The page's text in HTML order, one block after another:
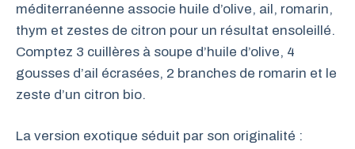
méditerranéenne associe huile d’olive, ail, romarin,
thym et zestes de citron pour un résultat ensoleillé.
Comptez 3 cuillères à soupe d’huile d’olive, 4
gousses d’ail écrasées, 2 branches de romarin et le
zeste d’un citron bio.
La version exotique séduit par son originalité :